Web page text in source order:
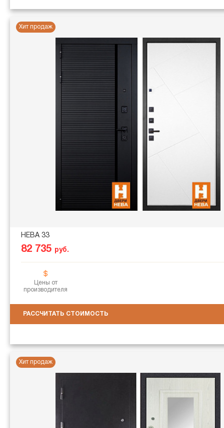
Хит продаж
НЕВА 33
82 735 руб.
Цены от
производителя
РАССЧИТАТЬ СТОИМОСТЬ
Хит продаж